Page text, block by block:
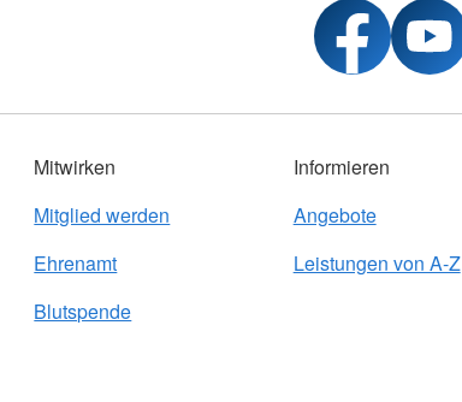
Mitwirken
Mitglied werden
Ehrenamt
Blutspende
Informieren
Angebote
Leistungen von A-Z